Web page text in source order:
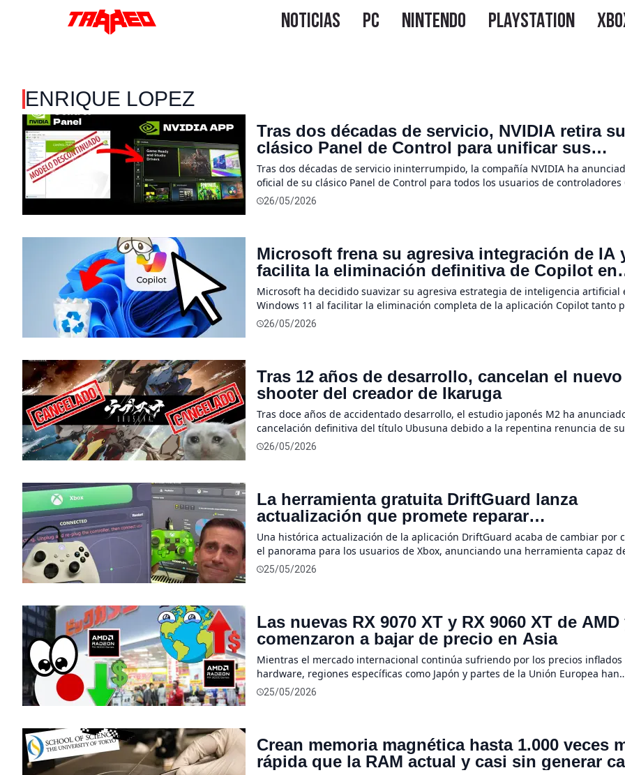
ENRIQUE LOPEZ
Tras dos décadas de servicio, NVIDIA retira su
clásico Panel de Control para unificar sus
funciones en NVIDIA App
Tras dos décadas de servicio ininterrumpido, la compañía NVIDIA ha
oficial de su clásico Panel de Control para todos los usuarios de controladores
Game Ready y Studio. Esta histórica decisión se debe a que todas las
26/05/2026
Microsoft frena su agresiva integración de IA
facilita la eliminación definitiva de Copilot en
Windows 11
Microsoft ha decidido suavizar su agresiva estrategia de inteligencia artificial
Windows 11 al facilitar la eliminación completa de la aplicación Copilot tanto
usuarios regulares como para organizaciones. Esta medida responde
26/05/2026
Tras 12 años de desarrollo, cancelan el nuevo
shooter del creador de Ikaruga
Tras doce años de accidentado desarrollo, el estudio japonés M2 ha
cancelación definitiva del título Ubusuna debido a la repentina renuncia de
Hiroshi Iuchi. La compañía desarrolladora confirmó que resulta completamente
26/05/2026
La herramienta gratuita DriftGuard lanza
actualización que promete reparar
permanentemente el “stick drift” en todos los
controles Xbox
Una histórica actualización de la aplicación DriftGuard acaba de cambiar por
el panorama para los usuarios de Xbox, anunciando una herramienta capaz
definitivamente el molesto fallo que provoca movimientos involuntarios en un
25/05/2026
Las nuevas RX 9070 XT y RX 9060 XT de AMD
comenzaron a bajar de precio en Asia
Mientras el mercado internacional continúa sufriendo por los precios inflados
hardware, regiones específicas como Japón y partes de la Unión Europea han
comenzado a registrar una inusual caída en el valor de las tarjetas gráficas de
25/05/2026
Crean memoria magnética hasta 1.000 veces
rápida que la RAM actual y casi sin generar